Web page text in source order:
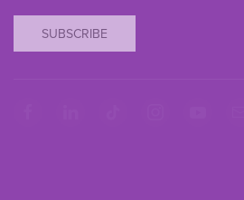
SUBSCRIBE